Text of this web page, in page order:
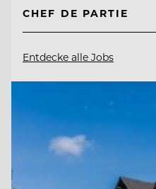
CHEF DE PARTIE
Entdecke alle Jobs